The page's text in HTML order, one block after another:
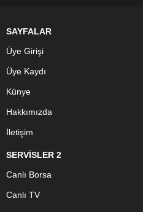
SAYFALAR
Üye Girişi
Üye Kaydı
Künye
Hakkımızda
İletişim
SERVİSLER 2
Canlı Borsa
Canlı TV